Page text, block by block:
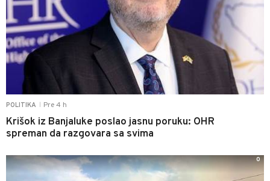
POLITIKA Pre 4 h
Krišok iz Banjaluke poslao jasnu poruku: OHR
spreman da razgovara sa svima
0